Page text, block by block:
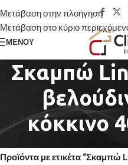
Μετάβαση στην πλοήγηση
Μετάβαση στο κύριο
ΜΕΝΟΎ
Σκαμπώ
κόκκινο
Προϊόντα με ετικέτα